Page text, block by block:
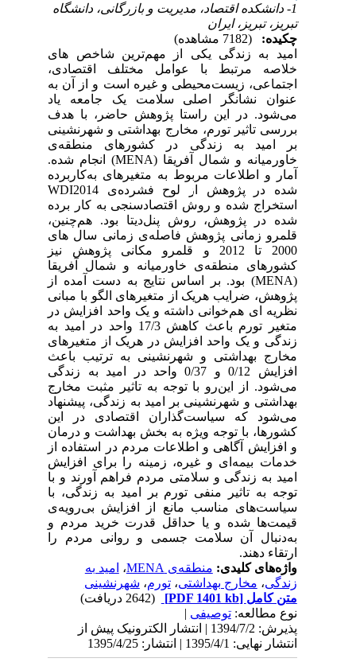
1- دانشکده‌ اقتصاد، مدیریت و بازرگانی، دانشگاه
تبریز، تبریز، ایران
چکیده:
امید به زندگی یکی از مهم‌ترین شاخص های
خلاصه مرتبط با عوامل مختلف اقتصادی،
اجتماعی، زیست‌محیطی و غیره است و از آن به
عنوان نشانگر اصلی سلامت یک جامعه یاد
می‌شود. در این راستا پژوهش حاضر، با هدف
بررسی تاثیر تورم، مخارج بهداشتی و شهرنشینی
بر امید به زندگی در کشورهای منطقه‌ی
خاورمیانه و شمال آفریقا (MENA) انجام شده.
آمار و اطلاعات مربوط به متغیرهای به‌کاربرده
شده در پژوهش از لوح فشرده‌ی WDI2014
استخراج شده و روش اقتصادسنجی به کار برده
شده در پژوهش، روش پنل‌دیتا بود. هم‌چنین،
قلمرو زمانی پژوهش فاصله‌ی زمانی سال های
2000 تا 2012 و قلمرو مکانی پژوهش نیز
کشورهای منطقه‌ی خاورمیانه و شمال آفریقا
(MENA) بود. بر اساس نتایج به دست آمده از
پژوهش، ضرایب هریک از متغیرهای الگو با مبانی
نظریه ای هم‌خوانی داشته و یک واحد افزایش در
متغیر تورم باعث کاهش 17/3 واحد در امید به
زندگی و یک واحد افزایش در هریک از متغیرهای
مخارج بهداشتی و شهرنشینی به ترتیب باعث
افزایش 0/12 و 0/37 واحد در امید به زندگی
می‌شود. از این‌رو با توجه به تاثیر مثبت مخارج
بهداشتی و شهرنشینی بر امید به زندگی، پیشنهاد
می‌شود که سیاست‌گذاران اقتصادی در این
کشورها، با توجه ویژه به بخش بهداشت و درمان
و افزایش آگاهی و اطلاعات مردم در استفاده از
خدمات بیمه‌ای و غیره، زمینه را برای افزایش
امید به زندگی و سلامتی مردم فراهم آورند و با
توجه به تاثیر منفی تورم بر امید به زندگی، با
سیاست‌های مناسب مانع از افزایش بی‌رویه‌ی
قیمت‌ها شده و یا حداقل قدرت خرید مردم و
به‌دنبال آن سلامت جسمی و روانی مردم را
ارتقاء دهند.
واژه‌های کلیدی:منطقه‌ی MENA ،امید به
زندگی،مخارج بهداشتی،تورم ،شهرنشینی
متن کامل[PDF 1401 kb]
نوع مطالعه:توصیفی|
پذیرش: 1394/7/2 | انتشار الکترونیک پیش از
انتشار نهایی: 1395/4/1 | انتشار: 1395/4/25